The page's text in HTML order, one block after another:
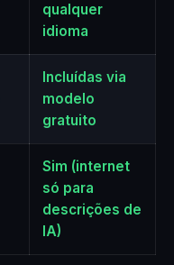
qualquer
idioma
Incluídas via
modelo
gratuito
Sim (internet
só para
descrições de
IA)